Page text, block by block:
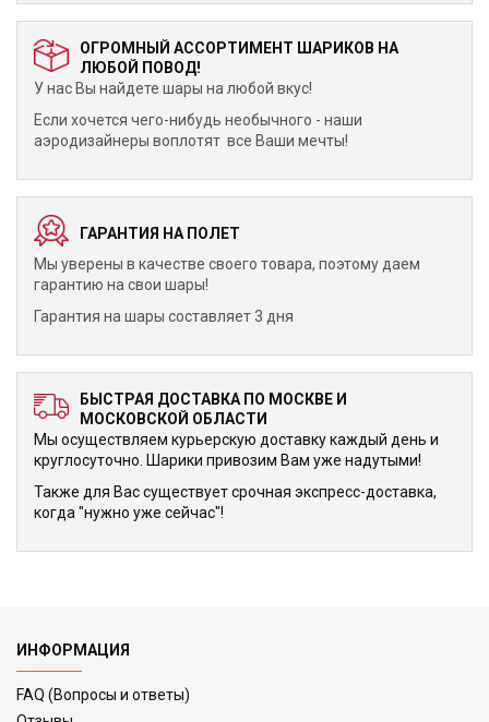
ОГРОМНЫЙ АССОРТИМЕНТ ШАРИКОВ НА
ЛЮБОЙ ПОВОД!
У нас Вы найдете шары на любой вкус!
Если хочется чего-нибудь необычного - наши
аэродизайнеры воплотят все Ваши мечты!
ГАРАНТИЯ НА ПОЛЕТ
Мы уверены в качестве своего товара, поэтому даем
гарантию на свои шары!
Гарантия на шары составляет 3 дня
БЫСТРАЯ ДОСТАВКА ПО МОСКВЕ И
МОСКОВСКОЙ ОБЛАСТИ
Мы осуществляем курьерскую доставку каждый день и
круглосуточно. Шарики привозим Вам уже надутыми!
Также для Вас существует срочная экспресс-доставка,
когда "нужно уже сейчас"!
ИНФОРМАЦИЯ
FAQ (Вопросы и ответы)